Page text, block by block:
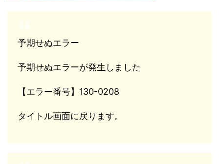
予期せぬエラー
予期せぬエラーが発生しました
【エラー番号】130-0208
タイトル画面に戻ります。